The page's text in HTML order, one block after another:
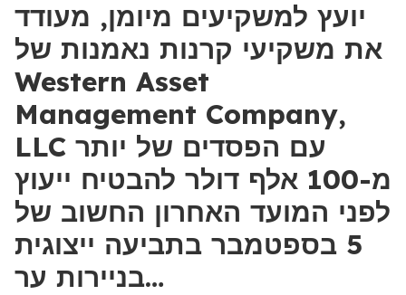
יועץ למשקיעים מיומן, מעודד
את משקיעי קרנות נאמנות של
Western Asset
Management Company,
LLC עם הפסדים של יותר
מ-100 אלף דולר להבטיח ייעוץ
לפני המועד האחרון החשוב של
5 בספטמבר בתביעה ייצוגית
בניירות ער…